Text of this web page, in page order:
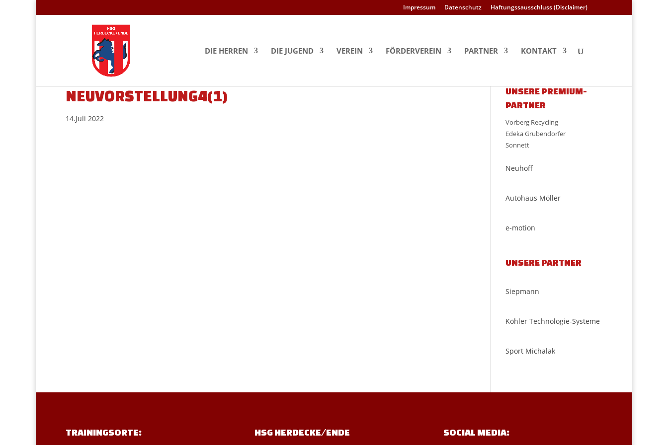
Impressum Datenschutz Haftungssausschluss (Disclaimer)
DIE HERREN DIE JUGEND VEREIN FÖRDERVEREIN PARTNER KONTAKT
NEUVORSTELLUNG4(1)
14.Juli 2022
UNSERE PREMIUM-
PARTNER
Vorberg Recycling
Edeka Grubendorfer
Sonnett
Neuhoff
Autohaus Möller
e-motion
UNSERE PARTNER
Siepmann
Köhler Technologie-Systeme
Sport Michalak
TRAININGSORTE: HSG HERDECKE/ENDE SOCIAL MEDIA: